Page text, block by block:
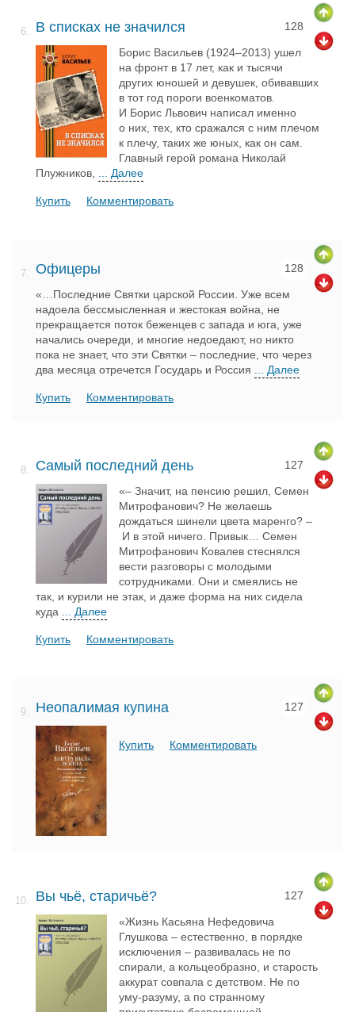
6. В списках не значился 128
Борис Васильев (1924–2013) ушел
на фронт в 17 лет, как и тысячи
других юношей и девушек, обивавших
в тот год пороги военкоматов.
И Борис Львович написал именно
о них, тех, кто сражался с ним плечом
к плечу, таких же юных, как он сам.
Главный герой романа Николай
Плужников,
... Далее
Купить Комментировать
7. Офицеры 128
«…Последние Святки царской России. Уже всем
надоела бессмысленная и жестокая война, не
прекращается поток беженцев с запада и юга, уже
начались очереди, и многие недоедают, но никто
пока не знает, что эти Святки – последние, что через
два месяца отречется Государь и Россия
... Далее
Купить Комментировать
8. Самый последний день 127
«– Значит, на пенсию решил, Семен
Митрофанович? Не желаешь
дождаться шинели цвета маренго? –
И в этой ничего. Привык… Семен
Митрофанович Ковалев стеснялся
вести разговоры с молодыми
сотрудниками. Они и смеялись не
так, и курили не этак, и даже форма на них сидела
куда
... Далее
Купить Комментировать
9. Неопалимая купина 127
Купить Комментировать
10. Вы чьё, старичьё? 127
«Жизнь Касьяна Нефедовича
Глушкова – естественно, в порядке
исключения – развивалась не по
спирали, а кольцеобразно, и старость
аккурат совпала с детством. Не по
уму-разуму, а по странному